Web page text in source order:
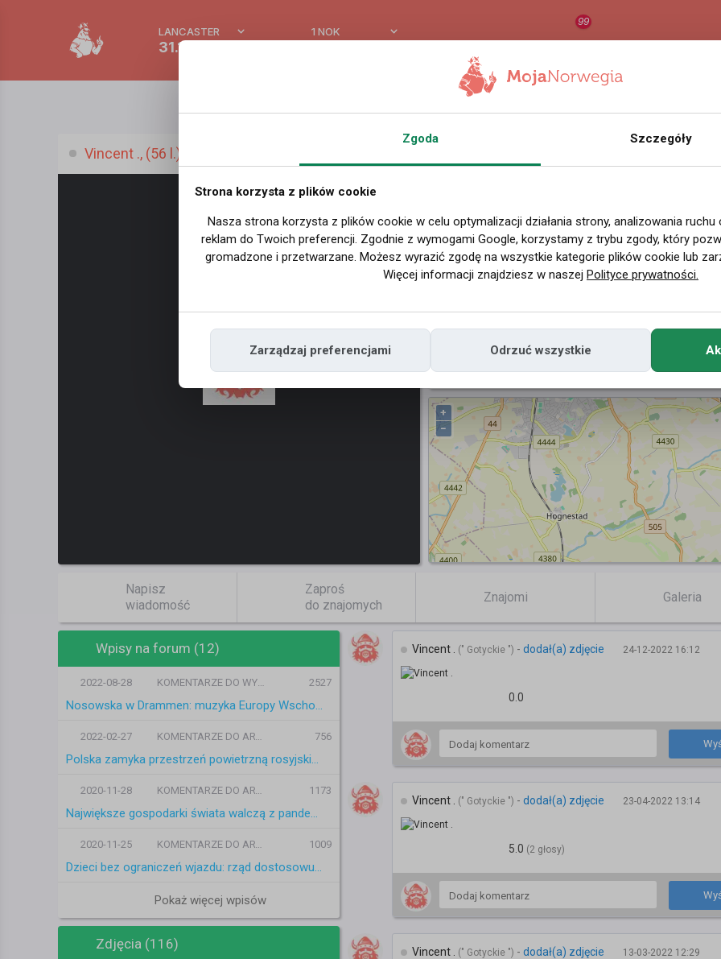
LANCASTER
31.1 °C
1 NOK
99
Vincent ., (56 l.)
Miejscowość
w Norwegii
Posty
+
−
Napisz
wiadomość
Zaproś
do znajomych
Znajomi Galeria
Wpisy na forum (12)
2022-08-28 KOMENTARZE DO WYDARZEŃ 2527
Nosowska w Drammen: muzyka Europy Wschodniej w Norwegii
2022-02-27 KOMENTARZE DO ARTYKUŁÓW 756
Polska zamyka przestrzeń powietrzną rosyjskim samolotom. „Przepisy procedowane niezwłocznie”
2020-11-28 KOMENTARZE DO ARTYKUŁÓW 1173
Największe gospodarki świata walczą z pandemią: Norwegia wśród wzorów do naśladowania, Polska w światowym ogonie
2020-11-25 KOMENTARZE DO ARTYKUŁÓW 1009
Dzieci bez ograniczeń wjazdu: rząd dostosowuje warunki kwarantanny oraz konieczność przeprowadzenia testu na COVID-19
Pokaż więcej wpisów
Zdjęcia (116)
Vincent . (" Gotyckie ") - dodał(a) zdjęcie 24-12-2022 16:12
0.0
Vincent . (" Gotyckie ") - dodał(a) zdjęcie 23-04-2022 13:14
5.0 (2 głosy)
Vincent . (" Gotyckie ") - dodał(a) zdjęcie 13-03-2022 12:29
Zgoda Szczegóły
Strona korzysta z plików cookie
Nasza strona korzysta z plików cookie w celu optymalizacji działania strony, analizowania
reklam do Twoich preferencji. Zgodnie z wymogami Google, korzystamy z trybu zgody, który
gromadzone i przetwarzane. Możesz wyrazić zgodę na wszystkie kategorie plików cookie lub
Więcej informacji znajdziesz w naszej Polityce prywatności.
Zarządzaj preferencjami Odrzuć wszystkie